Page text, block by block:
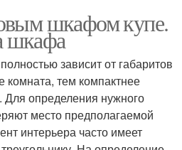
шкафом купе.
шкафа
зависит от габаритов
тем компактнее
определения нужного
место предполагаемой
интерьера часто имеет